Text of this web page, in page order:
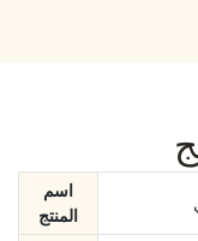
اسم
المنتج